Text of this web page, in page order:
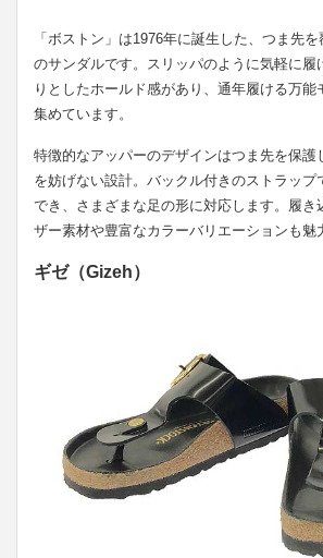
「ボストン」は1976年に誕生した、つま先
のサンダルです。スリッパのように気軽に履
りとしたホールド感があり、通年履ける万能
集めています。
特徴的なアッパーのデザインはつま先を保護
を妨げない設計。バックル付きのストラップ
でき、さまざまな足の形に対応します。履き
ザー素材や豊富なカラーバリエーションも魅
ギゼ（Gizeh）